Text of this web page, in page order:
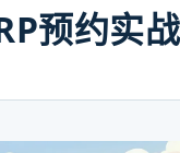
预约实